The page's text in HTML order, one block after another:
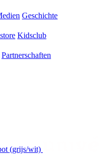
Geschichte
Kidsclub
Partnerschaften